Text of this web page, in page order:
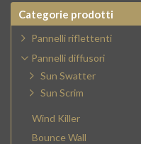
Categorie prodotti
Pannelli riflettenti
Pannelli diffusori
Sun Swatter
Sun Scrim
Wind Killer
Bounce Wall